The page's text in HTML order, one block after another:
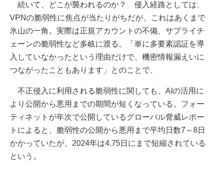
続いて、どこが襲われるのか？ 侵入経路としては、
VPNの脆弱性に焦点が当たりがちだが、これはあくまで
氷山の一角。実際は正規アカウントの不備、サプライチ
ェーンの脆弱性など多岐に渡る。「単に多要素認証を導
入していなかったという理由だけで、機密情報漏えいに
つながったこともあります」とのことで、
不正侵入に利用される脆弱性に関しても、AIの活用に
より公開から悪用までの期間が短くなっている。フォー
ティネットが年次で公開しているグローバル脅威レポー
トによると、脆弱性の公開から悪用まで平均日数7～8日
かかっていたが、2024年は4.75日にまで短縮されている
という。